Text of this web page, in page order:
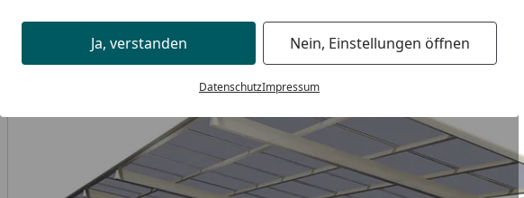
Ja, verstanden Nein, Einstellungen öffnen
DatenschutzImpressum